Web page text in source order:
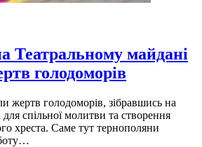
Театральному майдані
голодоморів
жертв голодоморів, зібравшись на
спільної молитви та створення
хреста. Саме тут тернополяни